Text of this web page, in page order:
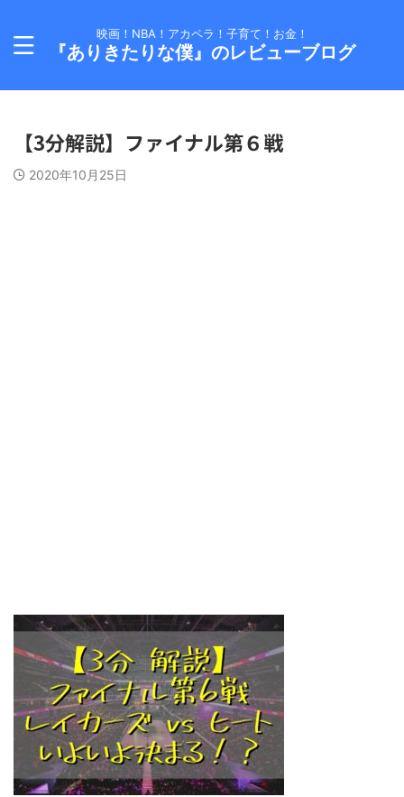
映画！NBA！アカペラ！子育て！お金！
『ありきたりな僕』のレビューブログ
【3分解説】ファイナル第６戦
2020年10月25日